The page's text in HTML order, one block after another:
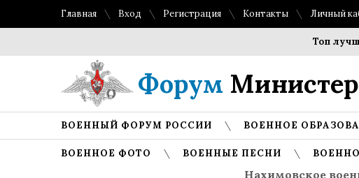
Главная Вход Регистрация Контакты Личный
Топ лучших
Форум
ВОЕННЫЙ ФОРУМ РОССИИ ВОЕННОЕ
ВОЕННОЕ ФОТО ВОЕННЫЕ ПЕСНИ
Нахимовское